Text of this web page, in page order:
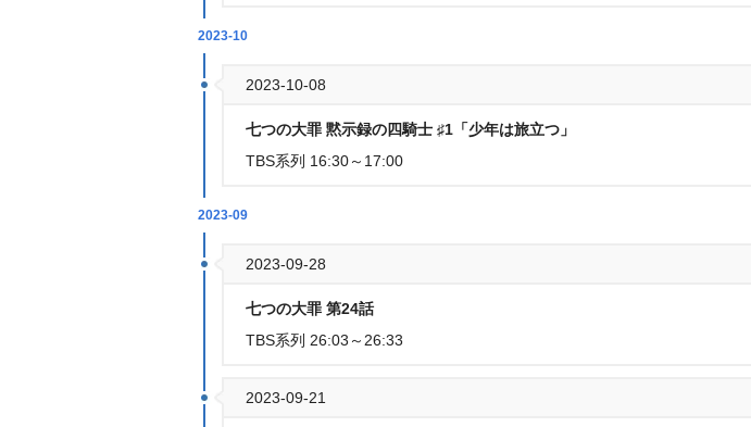
2023-10
2023-10-08
七つの大罪 黙示録の四騎士 ♯1「少年は旅立つ」
TBS系列 16:30～17:00
2023-09
2023-09-28
七つの大罪 第24話
TBS系列 26:03～26:33
2023-09-21